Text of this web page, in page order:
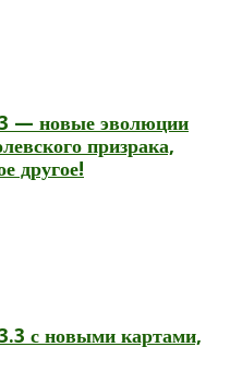
— новые эволюции
призрака,
другое!
с новыми картами,